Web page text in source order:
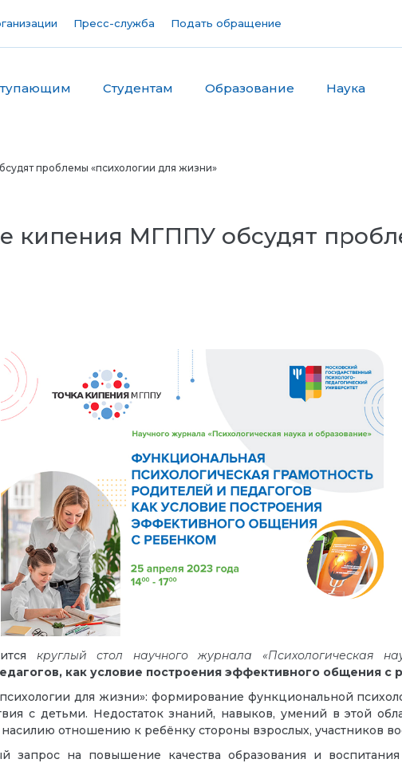
Пресс-служба Подать обращение
Студентам Образование Наука
проблемы «психологии для жизни»
кипения МГППУ обсудят
круглый стол научного журнала «Психологическая
как условие построения эффективного общения с
для жизни»: формирование функциональной
с детьми. Недостаток знаний, навыков, умений в этой
отношению к ребёнку стороны взрослых, участников
запрос на повышение качества образования и